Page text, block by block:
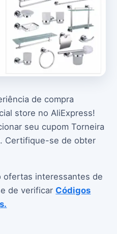
de compra
store no AliExpress!
seu cupom Torneira
Certifique-se de obter
ofertas interessantes de
de verificar Códigos